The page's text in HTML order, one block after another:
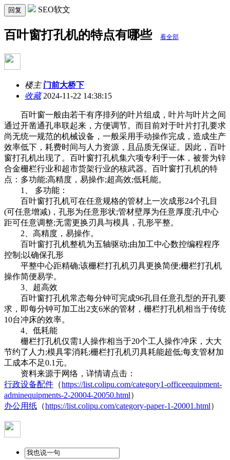
回复 SEO软文
百叶窗打孔机的特点有哪些 看全部
楼主 门前大桥下
收藏2024-11-22 14:38:15
百叶窗一般由若干有序排列的叶片组成，叶片与叶片之间
通过开凿通孔串联起来，方便调节。而目前对于叶片打孔要求
尚无统一规范的机械设备，一般采用手动操作完成，造成生产
效率低下，耗费时间与人力资源，且品质无保证。因此，百叶
窗打孔机出现了。百叶窗打孔机集六项专利于一体，被誉为锌
合金栅栏行业和超市货架行业的核武器。百叶窗打孔机的特
点：多功能;高精度，易操作;超高效;低耗能。
1、 多功能：
百叶窗打孔机可在任意规格的管材上一次成形24个孔目
(可任意增减)，孔形为任意形状;管材壁厚为任意厚度;孔中心
距可任意调整;无需更换刃具与模具，孔形平整。
2、高精度，易操作。
百叶窗打孔机整机为五轴驱动;由加工中心数控编程程序
控制;以确保孔形
平整中心距精确;该栅栏打孔机刃具更换简便;栅栏打孔机
操作简便易学。
3、超高效
百叶窗打孔机常态每分钟可完成96孔目任意孔型的开孔要
求，即每分钟可加工出2支6米的管材，栅栏打孔机相当于传统
10台冲床的效率。
4、低耗能
栅栏打孔机仅需1人操作相当于20个工人操作冲床，大大
节约了人力;模具零消耗;栅栏打孔机刃具耗能超低;每支管材加
工成本不足0.1元。
资料来源于网络，详情请点击：
行政设备配件 （https://list.colipu.com/category1-officeequipment-
adminequipments-2-20004-20050.html）
办公用纸 （https://list.colipu.com/category-paper-1-20001.html）